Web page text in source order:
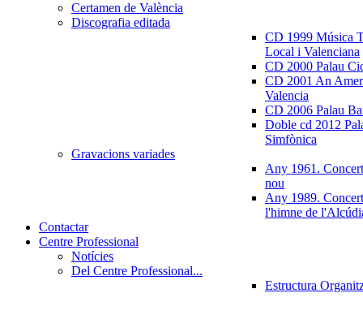
Certamen de València
Discografia editada
CD 1999 Música
Local i Valenciana
CD 2000 Palau
CD 2001 An
Valencia
CD 2006 Palau
Doble cd 2012
Simfònica
Gravacions variades
Any 1961.
nou
Any 1989.
l'himne de
Contactar
Centre Professional
Notícies
Del Centre Professional...
Estructura